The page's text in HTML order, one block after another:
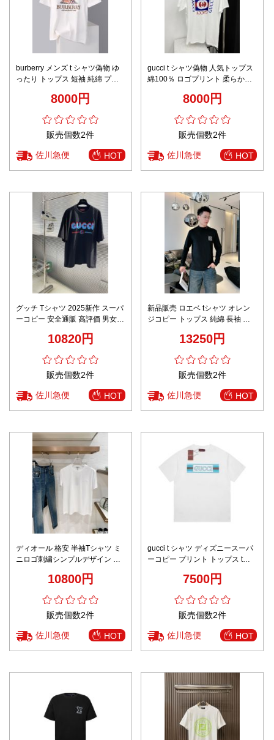
burberry メンズ t シャツ偽物 ゆ
ったり トップス 短袖 純綿 プリ
8000円
販売個数2件
佐川急便 HOT
gucci t シャツ偽物 人気トップス
綿100％ ロゴプリント 柔らかい
8000円
販売個数2件
佐川急便 HOT
グッチ Tシャツ 2025新作 スーパ
ーコピー 安全通販 高評価 男女兼
ンプルデザイン10820円
販売個数2件
佐川急便 HOT
新品販売 ロエベ tシャツ オレン
ジコピー トップス 純綿 長袖 ロ
13250円
販売個数2件
佐川急便 HOT
ディオール 格安 半袖Tシャツ ミ
ニロゴ刺繍シンプルデザイン 男
10800円
販売個数2件
佐川急便 HOT
gucci t シャツ ディズニースーパ
ーコピー プリント トップス tシ
7500円
販売個数2件
佐川急便 HOT